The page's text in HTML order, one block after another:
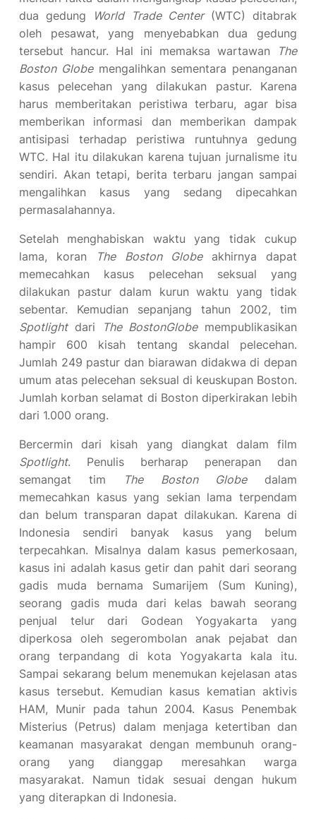
dua gedung
World Trade Center(WTC) ditabrak
oleh pesawat, yang menyebabkan dua gedung
tersebut hancur. Hal ini memaksa wartawan
The
Boston Globemengalihkan sementara penanganan
kasus pelecehan yang dilakukan pastur. Karena
harus memberitakan peristiwa terbaru, agar bisa
memberikan informasi dan memberikan dampak
antisipasi terhadap peristiwa runtuhnya gedung
WTC. Hal itu dilakukan karena tujuan jurnalisme itu
sendiri. Akan tetapi, berita terbaru jangan sampai
mengalihkan kasus yang sedang dipecahkan
permasalahannya.
Setelah menghabiskan waktu yang tidak cukup
lama, koran
The Boston Globeakhirnya dapat
memecahkan kasus pelecehan seksual yang
dilakukan pastur dalam kurun waktu yang tidak
sebentar. Kemudian sepanjang tahun 2002, tim
Spotlightdari The BostonGlobemempublikasikan
hampir 600 kisah tentang skandal pelecehan.
Jumlah 249 pastur dan biarawan didakwa di depan
umum atas pelecehan seksual di keuskupan Boston.
Jumlah korban selamat di Boston diperkirakan lebih
dari 1.000 orang.
Bercermin dari kisah yang diangkat dalam film
Spotlight. Penulis berharap penerapan dan
semangat tim
The Boston Globedalam
memecahkan kasus yang sekian lama terpendam
dan belum transparan dapat dilakukan. Karena di
Indonesia sendiri banyak kasus yang belum
terpecahkan. Misalnya dalam kasus pemerkosaan,
kasus ini adalah kasus getir dan pahit dari seorang
gadis muda bernama Sumarijem (Sum Kuning),
seorang gadis muda dari kelas bawah seorang
penjual telur dari Godean Yogyakarta yang
diperkosa oleh segerombolan anak pejabat dan
orang terpandang di kota Yogyakarta kala itu.
Sampai sekarang belum menemukan kejelasan atas
kasus tersebut. Kemudian kasus kematian aktivis
HAM, Munir pada tahun 2004. Kasus Penembak
Misterius (Petrus) dalam menjaga ketertiban dan
keamanan masyarakat dengan membunuh orang-
orang yang dianggap meresahkan warga
masyarakat. Namun tidak sesuai dengan hukum
yang diterapkan di Indonesia.